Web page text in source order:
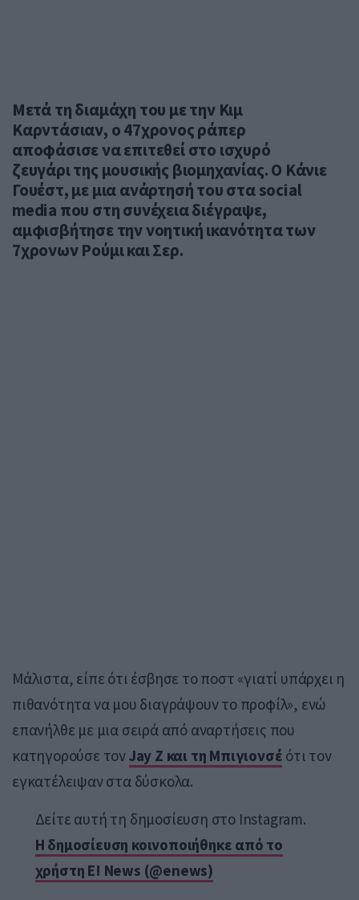
Μετά τη διαμάχη του με την Κιμ
Καρντάσιαν, ο 47χρονος ράπερ
αποφάσισε να επιτεθεί στο ισχυρό
ζευγάρι της μουσικής βιομηχανίας. Ο Κάνιε
Γουέστ, με μια ανάρτησή του στα social
media που στη συνέχεια διέγραψε,
αμφισβήτησε την νοητική ικανότητα των
7χρονων Ρούμι και Σερ.
Μάλιστα, είπε ότι έσβησε το ποστ «γιατί υπάρχει η
πιθανότητα να μου διαγράψουν το προφίλ», ενώ
επανήλθε με μια σειρά από αναρτήσεις που
κατηγορούσε τονJay Z και τη Μπιγιονσέ ότι τον
εγκατέλειψαν στα δύσκολα.
Δείτε αυτή τη δημοσίευση στο Instagram.
Η δημοσίευση κοινοποιήθηκε από το
χρήστη E! News (@enews)